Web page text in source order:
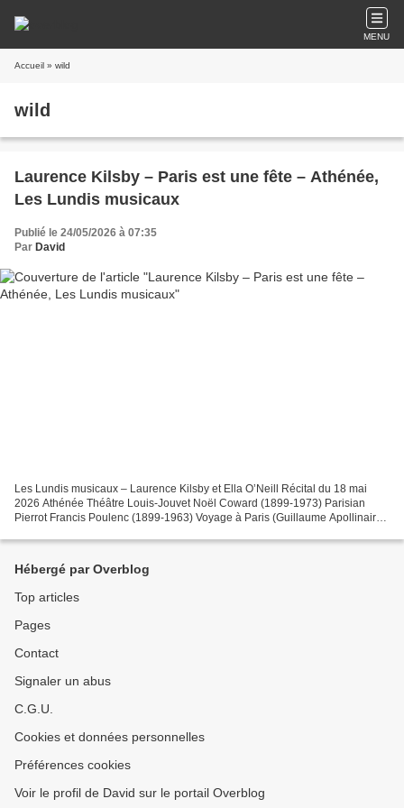
MENU
Accueil » wild
wild
Laurence Kilsby – Paris est une fête – Athénée,
Les Lundis musicaux
Publié le 24/05/2026 à 07:35
Par David
Les Lundis musicaux – Laurence Kilsby et Ella O’Neill Récital du 18 mai
2026 Athénée Théâtre Louis-Jouvet Noël Coward (1899-1973) Parisian
Pierrot Francis Poulenc (1899-1963) Voyage à Paris (Guillaume Apollinaire)
Hébergé par Overblog
Top articles
Pages
Contact
Signaler un abus
C.G.U.
Cookies et données personnelles
Préférences cookies
Voir le profil de David sur le portail Overblog